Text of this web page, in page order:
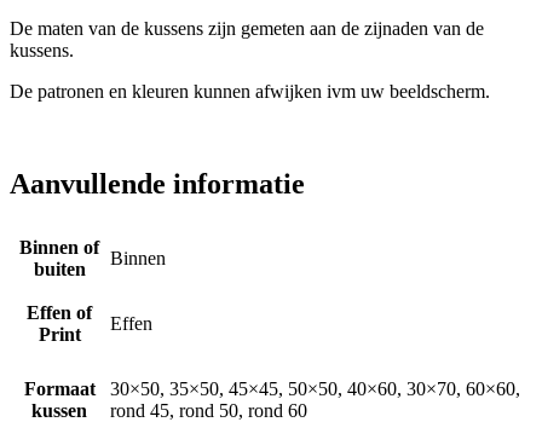
De maten van de kussens zijn gemeten aan de zijnaden van de
kussens.
De patronen en kleuren kunnen afwijken ivm uw beeldscherm.
Aanvullende informatie
Binnen of
buiten
Binnen
Effen of
Print
Effen
Formaat
kussen
30×50, 35×50, 45×45, 50×50, 40×60, 30×70, 60×60,
rond 45, rond 50, rond 60